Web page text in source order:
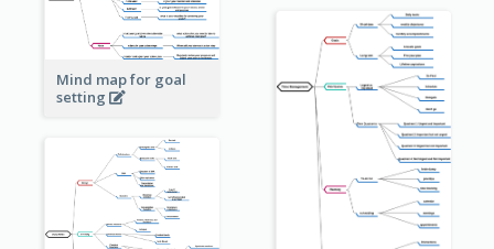
Mind map for goal
setting